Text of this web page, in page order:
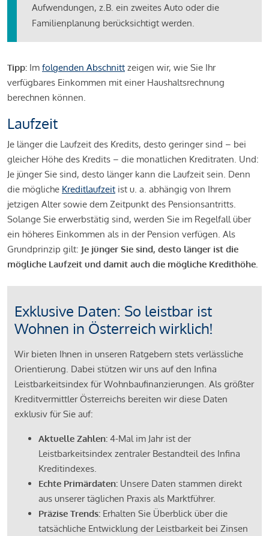
Aufwendungen, z.B. ein zweites Auto oder die
Familienplanung berücksichtigt werden.
Tipp: Im folgenden Abschnitt zeigen wir, wie Sie Ihr
verfügbares Einkommen mit einer Haushaltsrechnung
berechnen können.
Laufzeit
Je länger die Laufzeit des Kredits, desto geringer sind – bei
gleicher Höhe des Kredits – die monatlichen Kreditraten. Und:
Je jünger Sie sind, desto länger kann die Laufzeit sein. Denn
die mögliche Kreditlaufzeit ist u. a. abhängig von Ihrem
jetzigen Alter sowie dem Zeitpunkt des Pensionsantritts.
Solange Sie erwerbstätig sind, werden Sie im Regelfall über
ein höheres Einkommen als in der Pension verfügen. Als
Grundprinzip gilt: Je jünger Sie sind, desto länger ist die
mögliche Laufzeit und damit auch die mögliche Kredithöhe.
Exklusive Daten: So leistbar ist
Wohnen in Österreich wirklich!
Wir bieten Ihnen in unseren Ratgebern stets verlässliche
Orientierung. Dabei stützen wir uns auf den Infina
Leistbarkeitsindex für Wohnbaufinanzierungen. Als größter
Kreditvermittler Österreichs bereiten wir diese Daten
exklusiv für Sie auf:
Aktuelle Zahlen: 4-Mal im Jahr ist der
Leistbarkeitsindex zentraler Bestandteil des Infina
Kreditindexes.
Echte Primärdaten: Unsere Daten stammen direkt
aus unserer täglichen Praxis als Marktführer.
Präzise Trends: Erhalten Sie Überblick über die
tatsächliche Entwicklung der Leistbarkeit bei Zinsen